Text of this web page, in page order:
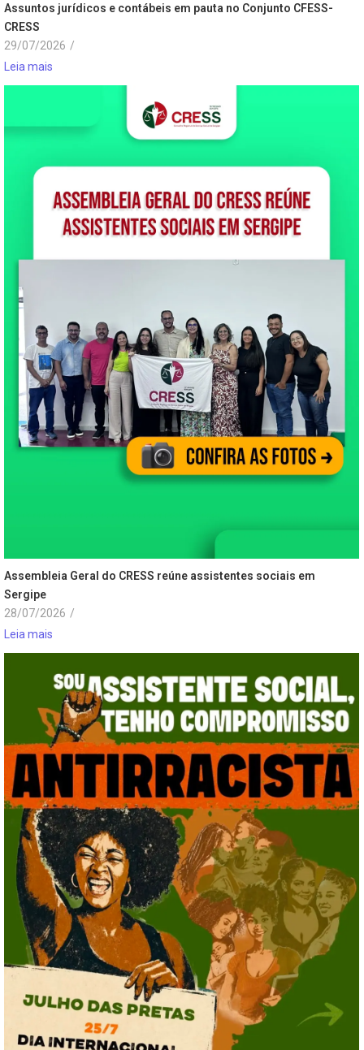
Assuntos jurídicos e contábeis em pauta no Conjunto CFESS-
CRESS
29/07/2026 /
Leia mais
Assembleia Geral do CRESS reúne assistentes sociais em
Sergipe
28/07/2026 /
Leia mais